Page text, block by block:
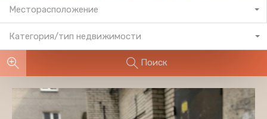
Месторасположение
Категория/тип недвижимости
Поиск